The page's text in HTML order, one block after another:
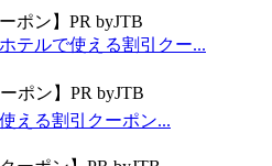
ポン】PR byJTB
テルで使える割引クー...
ポン】PR byJTB
える割引クーポン...